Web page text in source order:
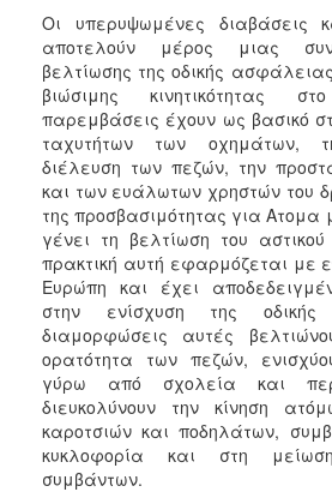
Οι υπερυψωμένες διαβάσεις
αποτελούν μέρος μιας
βελτίωσης της οδικής
βιώσιμης κινητικότητας
παρεμβάσεις έχουν ως βασικό
ταχυτήτων των οχημάτων,
διέλευση των πεζών, την
και των ευάλωτων χρηστών του
της προσβασιμότητας για Ατομα
γένει τη βελτίωση του
πρακτική αυτή εφαρμόζεται με
Ευρώπη και έχει
στην ενίσχυση της
διαμορφώσεις αυτές
ορατότητα των πεζών,
γύρω από σχολεία και
διευκολύνουν την κίνηση
καροτσιών και ποδηλάτων,
κυκλοφορία και στη
συμβάντων.